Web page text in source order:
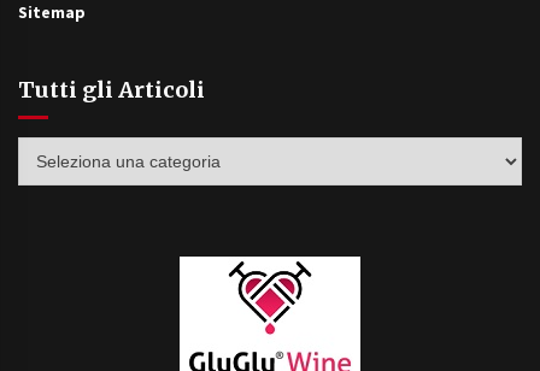
Sitemap
Tutti gli Articoli